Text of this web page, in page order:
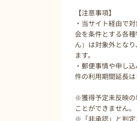
【注意事項】
・当サイト経由で
会を条件とする各
ん）は対象外とな
ます。
・郵便事情や申し
件の利用期間延長は
※獲得予定未反映の
ことができません。
※「非承認」と判定